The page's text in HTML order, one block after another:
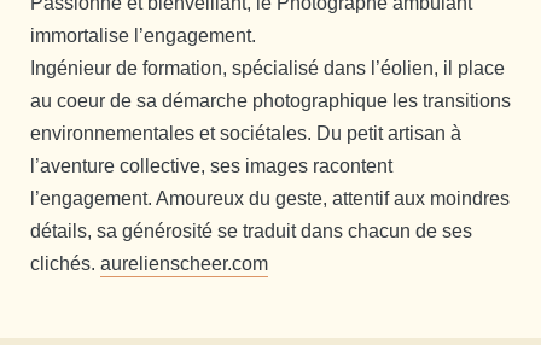
immortalise l’engagement.
Ingénieur de formation, spécialisé dans l’éolien, il place
au coeur de sa démarche photographique les transitions
environnementales et sociétales. Du petit artisan à
l’aventure collective, ses images racontent
l’engagement. Amoureux du geste, attentif aux moindres
détails, sa générosité se traduit dans chacun de ses
clichés. aurelienscheer.com